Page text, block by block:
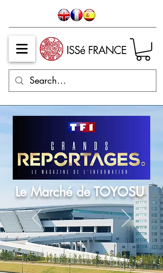
​Le Marché de TOYOSU